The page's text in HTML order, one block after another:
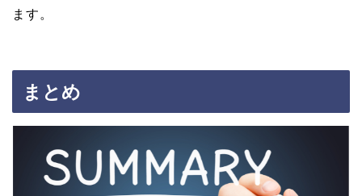
ます。
まとめ